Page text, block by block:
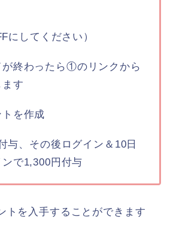
にしてください）
終わったら①のリンクから
す
を作成
与、その後ログイン＆10日
で1,300円付与
トを入手することができます